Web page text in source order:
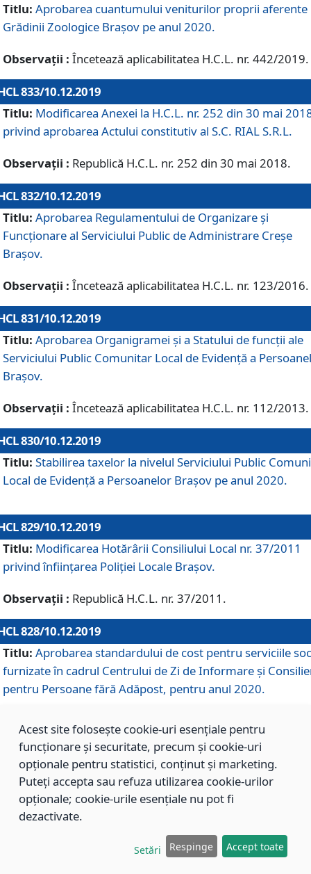
Titlu: Aprobarea cuantumului veniturilor proprii aferente
Grădinii Zoologice Braşov pe anul 2020.
Observații : Încetează aplicabilitatea H.C.L. nr. 442/2019.
833/10.12.2019
Titlu: Modificarea Anexei la H.C.L. nr. 252 din 30 mai
privind aprobarea Actului constitutiv al S.C. RIAL S.R.L.
Observații : Republică H.C.L. nr. 252 din 30 mai 2018.
832/10.12.2019
Titlu: Aprobarea Regulamentului de Organizare și
Funcționare al Serviciului Public de Administrare Creșe
Brașov.
Observații : Încetează aplicabilitatea H.C.L. nr. 123/2016.
831/10.12.2019
Titlu: Aprobarea Organigramei și a Statului de funcții ale
Serviciului Public Comunitar Local de Evidență a
Brașov.
Observații : Încetează aplicabilitatea H.C.L. nr. 112/2013.
830/10.12.2019
Titlu: Stabilirea taxelor la nivelul Serviciului Public
Local de Evidenţă a Persoanelor Braşov pe anul 2020.
829/10.12.2019
Titlu: Modificarea Hotărârii Consiliului Local nr. 37/2011
privind înființarea Poliției Locale Brașov.
Observații : Republică H.C.L. nr. 37/2011.
828/10.12.2019
Titlu: Aprobarea standardului de cost pentru serviciile
furnizate în cadrul Centrului de Zi de Informare și
pentru Persoane fără Adăpost, pentru anul 2020.
827/10.12.2019
Aprobarea standardului de cost pentru serviciile
furnizate în cadrul Centrului Rezidențial pentru Persoane
Adăpost, pentru anul 2020.
Aprobarea standardului de cost pentru serviciile
Acest site folosește cookie-uri esențiale pentru
funcționare și securitate, precum și cookie-uri
opționale pentru statistici, conținut și marketing.
Puteți accepta sau refuza utilizarea cookie-urilor
opționale; cookie-urile esențiale nu pot fi
dezactivate.
Setări Respinge Accept toate